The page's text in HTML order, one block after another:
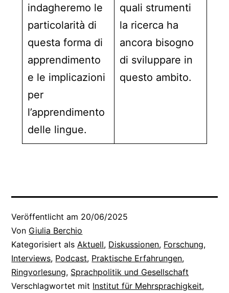
indagheremo le
particolarità di
questa forma di
apprendimento
e le implicazioni
per
l’apprendimento
delle lingue.
quali strumenti
la ricerca ha
ancora bisogno
di sviluppare in
questo ambito.
Veröffentlicht am 20/06/2025
Von Giulia Berchio
Kategorisiert als Aktuell, Diskussionen, Forschung,
Interviews, Podcast, Praktische Erfahrungen,
Ringvorlesung, Sprachpolitik und Gesellschaft
Verschlagwortet mit Institut für Mehrsprachigkeit,